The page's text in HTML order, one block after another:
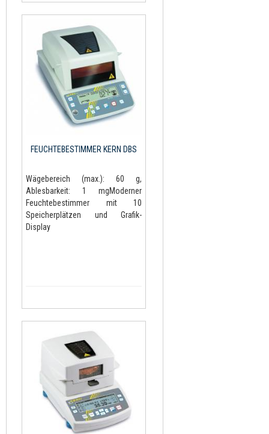
FEUCHTEBESTIMMER KERN DBS
Wägebereich (max.): 60 g,
Ablesbarkeit: 1 mgModerner
Feuchtebestimmer mit 10
Speicherplätzen und Grafik-
Display